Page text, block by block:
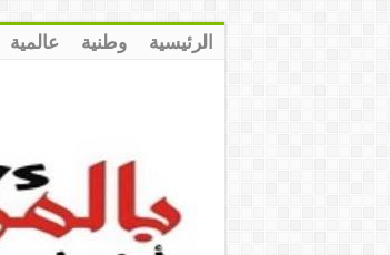
الرئيسية وطنية عالمية